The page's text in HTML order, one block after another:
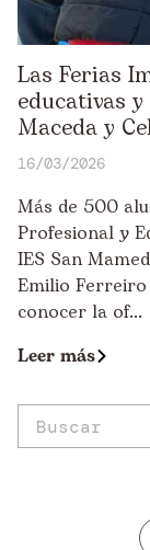
Las Ferias
educativas
Maceda y
16/03/2026
Más de 500
Profesional y
IES San
Emilio
conocer la of...
Leer más